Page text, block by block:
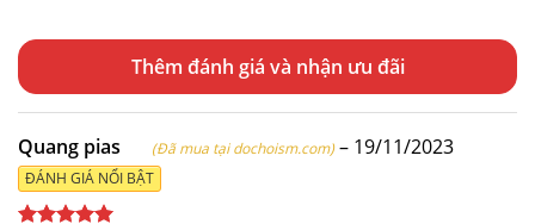
Thêm đánh giá
Quang pias (Đã mua tại dochoism.com) – 19/11/2023
ĐÁNH GIÁ NỔI BẬT